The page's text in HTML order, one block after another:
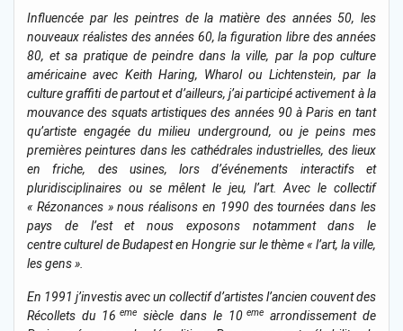
Influencée par les peintres de la matière des années 50, les
nouveaux réalistes des années 60, la figuration libre des années
80, et sa pratique de peindre dans la ville, par la pop culture
américaine avec Keith Haring, Wharol ou Lichtenstein, par la
culture graffiti de partout et d’ailleurs, j’ai participé activement à la
mouvance des squats artistiques des années 90 à Paris en tant
qu’artiste engagée du milieu underground, ou je peins mes
premières peintures dans les cathédrales industrielles, des lieux
en friche, des usines, lors d’événements interactifs et
pluridisciplinaires ou se mêlent le jeu, l’art. Avec le collectif
« Rézonances » nous réalisons en 1990 des tournées dans les
pays de l’est et nous exposons notamment dans le
centre culturel de Budapest en Hongrie sur le thème « l’art, la ville,
les gens ».
En 1991 j’investis avec un collectif d’artistes l’ancien couvent des
Récollets du 16 emesiècle dans le 10 emearrondissement de